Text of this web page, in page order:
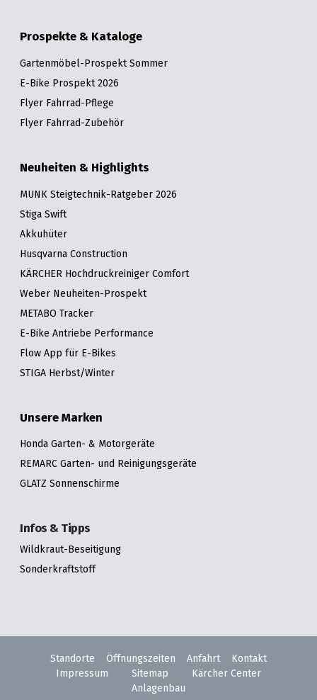
Prospekte & Kataloge
Gartenmöbel-Prospekt Sommer
E-Bike Prospekt 2026
Flyer Fahrrad-Pflege
Flyer Fahrrad-Zubehör
Neuheiten & Highlights
MUNK Steigtechnik-Ratgeber 2026
Stiga Swift
Akkuhüter
Husqvarna Construction
KÄRCHER Hochdruckreiniger Comfort
Weber Neuheiten-Prospekt
METABO Tracker
E-Bike Antriebe Performance
Flow App für E-Bikes
STIGA Herbst/Winter
Unsere Marken
Honda Garten- & Motorgeräte
REMARC Garten- und Reinigungsgeräte
GLATZ Sonnenschirme
Infos & Tipps
Wildkraut-Beseitigung
Sonderkraftstoff
Standorte Öffnungszeiten Anfahrt
Kontakt
Impressum
Sitemap
Kärcher Center
Anlagenbau